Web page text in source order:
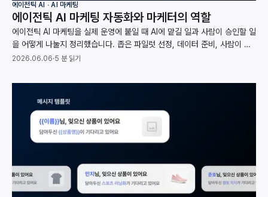
에이전틱 AI ∙ AI 마케팅
에이전틱 AI 마케팅 자동화와 마케터의 역할
에이전틱 AI 마케팅을 실제 운영에 붙일 때 AI에 맡길 일과 사람이 승인할 일
을 어떻게 나눌지 정리했습니다. 좁은 파일럿 선정, 데이터 준비, 사람이 검
토할 범위까지 가트너와 맥킨지 자료로 짚었습니다.
2026.06.06·5 분 읽기